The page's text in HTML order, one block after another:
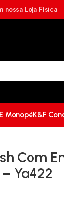
MonopéK&F
Com
Ya422
nossa Loja Física